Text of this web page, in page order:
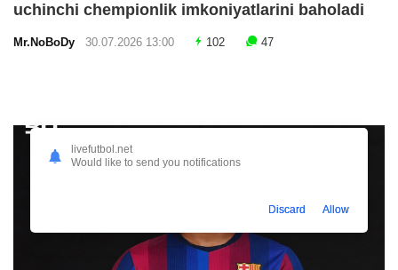
uchinchi chempionlik imkoniyatlarini baholadi
Mr.NoBoDy 30.07.2026 13:00 102 47
livefutbol.net
Would like to send you notifications
Discard Allow